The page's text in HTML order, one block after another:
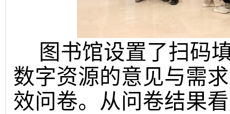
图书馆设置了扫码
数字资源的意见与需
效问卷。从问卷结果